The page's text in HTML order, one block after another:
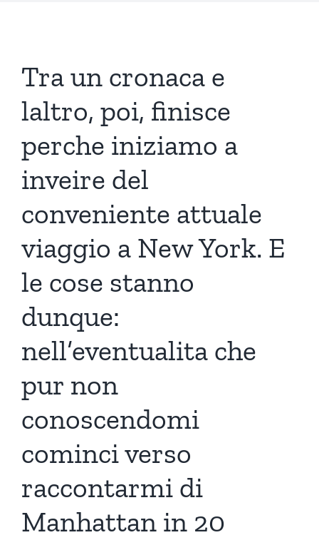
Tra un cronaca e
laltro, poi, finisce
perche iniziamo a
inveire del
conveniente attuale
viaggio a New York. E
le cose stanno
dunque:
nell’eventualita che
pur non
conoscendomi
cominci verso
raccontarmi di
Manhattan in 20